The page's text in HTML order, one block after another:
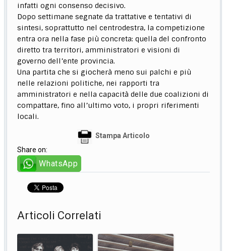
infatti ogni consenso decisivo.
Dopo settimane segnate da trattative e tentativi di
sintesi, soprattutto nel centrodestra, la competizione
entra ora nella fase più concreta: quella del confronto
diretto tra territori, amministratori e visioni di
governo dell’ente provincia.
Una partita che si giocherà meno sui palchi e più
nelle relazioni politiche, nei rapporti tra
amministratori e nella capacità delle due coalizioni di
compattare, fino all’ultimo voto, i propri riferimenti
locali.
Stampa Articolo
Share on:
WhatsApp
Articoli Correlati